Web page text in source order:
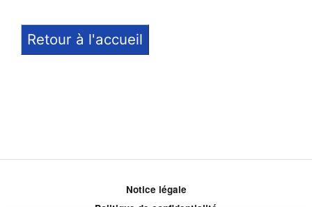
Retour à l'accueil
Notice légale